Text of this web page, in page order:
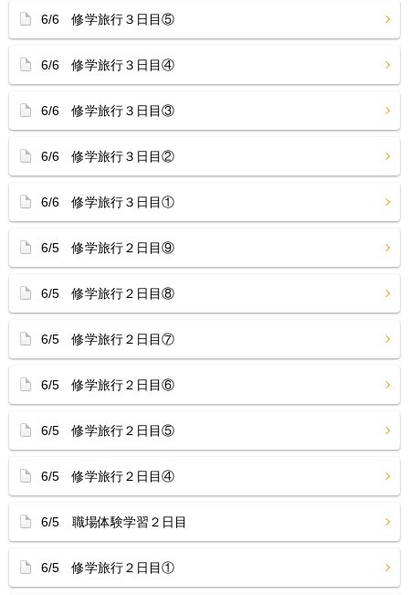
6/6 修学旅行３日目⑤
6/6 修学旅行３日目④
6/6 修学旅行３日目③
6/6 修学旅行３日目②
6/6 修学旅行３日目①
6/5 修学旅行２日目⑨
6/5 修学旅行２日目⑧
6/5 修学旅行２日目⑦
6/5 修学旅行２日目⑥
6/5 修学旅行２日目⑤
6/5 修学旅行２日目④
6/5 職場体験学習２日目
6/5 修学旅行２日目①